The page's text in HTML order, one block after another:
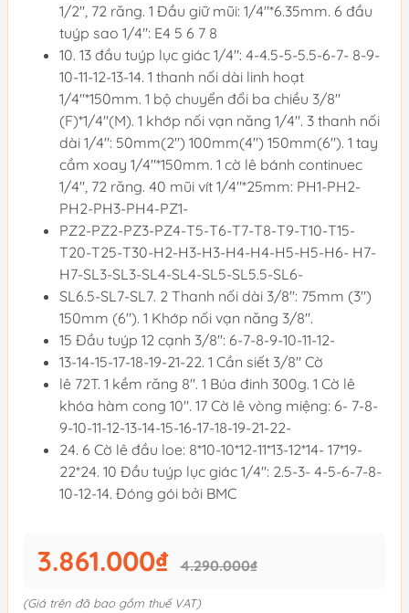
1/2", 72 răng. 1 Đầu giữ mũi: 1/4"*6.35mm. 6 đầu
tuýp sao 1/4": E4 5 6 7 8
10. 13 đầu tuýp lục giác 1/4": 4-4.5-5-5.5-6-7- 8-9-
10-11-12-13-14. 1 thanh nối dài linh hoạt
1/4"*150mm. 1 bộ chuyển đổi ba chiều 3/8"
(F)*1/4"(M). 1 khớp nối vạn năng 1/4". 3 thanh nối
dài 1/4": 50mm(2") 100mm(4") 150mm(6"). 1 tay
cầm xoay 1/4"*150mm. 1 cờ lê bánh continuec
1/4", 72 răng. 40 mũi vít 1/4"*25mm: PH1-PH2-
PH2-PH3-PH4-PZ1-
PZ2-PZ2-PZ3-PZ4-T5-T6-T7-T8-T9-T10-T15-
T20-T25-T30-H2-H3-H3-H4-H4-H5-H5-H6- H7-
H7-SL3-SL3-SL4-SL4-SL5-SL5.5-SL6-
SL6.5-SL7-SL7. 2 Thanh nối dài 3/8": 75mm (3")
150mm (6"). 1 Khớp nối vạn năng 3/8".
15 Đầu tuýp 12 cạnh 3/8": 6-7-8-9-10-11-12-
13-14-15-17-18-19-21-22. 1 Cần siết 3/8" Cờ
lê 72T. 1 kềm răng 8". 1 Búa đinh 300g. 1 Cờ lê
khóa hàm cong 10". 17 Cờ lê vòng miệng: 6- 7-8-
9-10-11-12-13-14-15-16-17-18-19-21-22-
24. 6 Cờ lê đầu loe: 8*10-10*12-11*13-12*14- 17*19-
22*24. 10 Đầu tuýp lục giác 1/4": 2.5-3- 4-5-6-7-8-
10-12-14. Đóng gói bởi BMC
3.861.000₫ 4.290.000₫
(Giá trên đã bao gồm thuế VAT)